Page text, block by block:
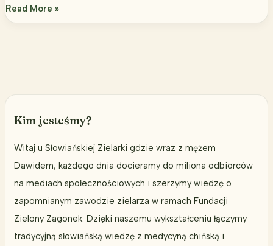
Walczymy
na
Read More »
Kim jesteśmy?
Witaj u Słowiańskiej Zielarki gdzie wraz z mężem
Dawidem, każdego dnia docieramy do miliona odbiorców
na mediach społecznościowych i szerzymy wiedzę o
zapomnianym zawodzie zielarza w ramach Fundacji
Zielony Zagonek. Dzięki naszemu wykształceniu łączymy
tradycyjną słowiańską wiedzę z medycyną chińską i